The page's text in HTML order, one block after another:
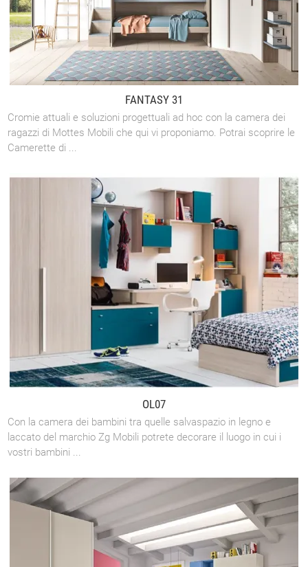
FANTASY 31
Cromie attuali e soluzioni progettuali ad hoc con la camera dei
ragazzi di Mottes Mobili che qui vi proponiamo. Potrai scoprire le
Camerette di ...
OL07
Con la camera dei bambini tra quelle salvaspazio in legno e
laccato del marchio Zg Mobili potrete decorare il luogo in cui i
vostri bambini ...